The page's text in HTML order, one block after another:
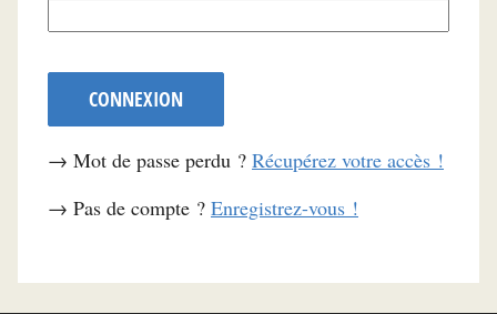
CONNEXION
→ Mot de passe perdu ? Récupérez votre accès !
→ Pas de compte ? Enregistrez-vous !